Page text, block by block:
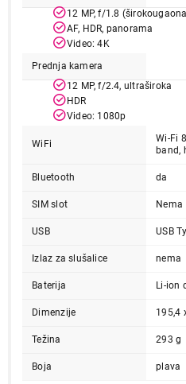
12 MP, f/1.8
AF, HDR, panorama
Video: 4K
Prednja kamera
12 MP, f/2.4, ultraširoka
HDR
Video: 1080p
WiFi
Wi-Fi
band,
Bluetooth da
SIM slot Nema
USB USB
Izlaz za slušalice nema
Baterija Li-ion
Dimenzije 195,4
Težina 293 g
Boja plava
TABLETI
APPLE iPad mini
Blue mxnc3hc/a
Proizvod je dodat u
Ukupno u korpi: 0,00
Nastavi
Završi